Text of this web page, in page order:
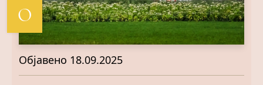
О
Објавено 18.09.2025